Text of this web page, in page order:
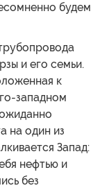
будем
и его семьи.
к
западном
на один из
Запад:
нефтью и
без